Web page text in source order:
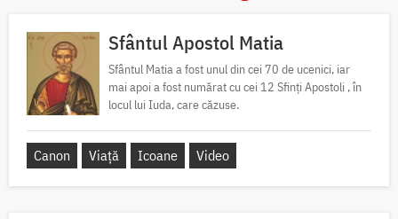
Sfântul Apostol Matia
Sfântul Matia a fost unul din cei 70 de ucenici, iar
mai apoi a fost numărat cu cei 12 Sfinți Apostoli , în
locul lui Iuda, care căzuse.
Canon Viață Icoane Video